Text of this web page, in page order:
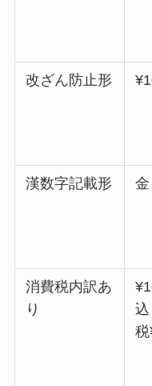
改ざん防止形
漢数字記載形
消費税内訳あ
り